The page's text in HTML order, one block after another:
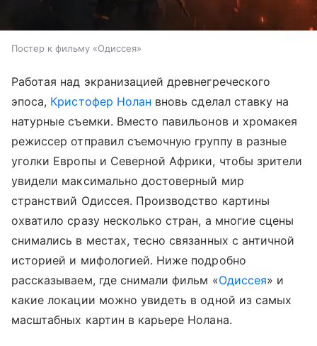
Постер к фильму «Одиссея»
Работая над экранизацией древнегреческого
эпоса, Кристофер Нолан вновь сделал ставку на
натурные съемки. Вместо павильонов и хромакея
режиссер отправил съемочную группу в разные
уголки Европы и Северной Африки, чтобы зрители
увидели максимально достоверный мир
странствий Одиссея. Производство картины
охватило сразу несколько стран, а многие сцены
снимались в местах, тесно связанных с античной
историей и мифологией. Ниже подробно
рассказываем, где снимали фильм «Одиссея» и
какие локации можно увидеть в одной из самых
масштабных картин в карьере Нолана.